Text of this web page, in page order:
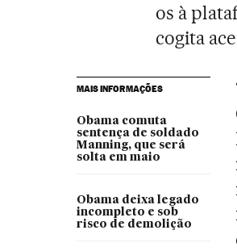
os à
cogita
MAIS INFORMAÇÕES
Obama comuta
sentença de soldado
Manning, que será
solta em maio
Obama deixa legado
incompleto e sob
risco de demolição